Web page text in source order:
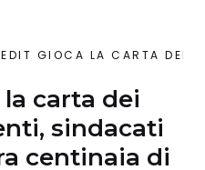
GIOCA LA CARTA DEI
carta dei
sindacati
centinaia di